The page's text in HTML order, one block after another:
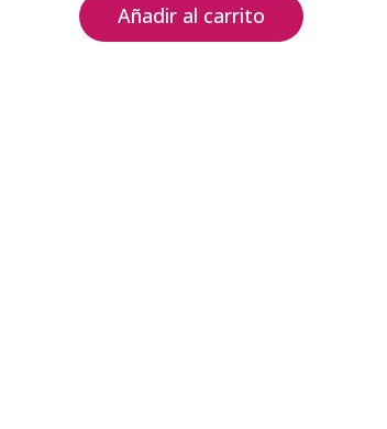
$10,000.00.$8,000.00.
Añadir al carrito